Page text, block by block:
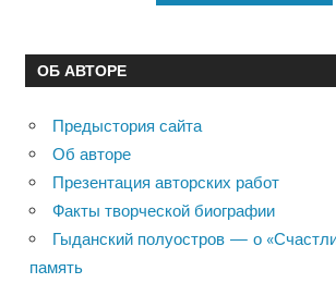
ОБ АВТОРЕ
Предыстория сайта
Об авторе
Презентация авторских работ
Факты творческой биографии
Гыданский полуостров — о
память